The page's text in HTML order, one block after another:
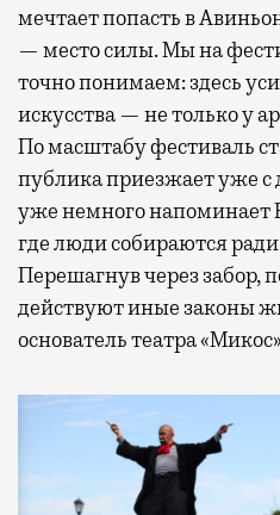
мечтает попасть в
— место силы. Мы на
точно понимаем: здесь
искусства — не только у
По масштабу фестиваль
публика приезжает уже с
уже немного напоминает
где люди собираются
Перешагнув через забор,
действуют иные законы
основатель театра